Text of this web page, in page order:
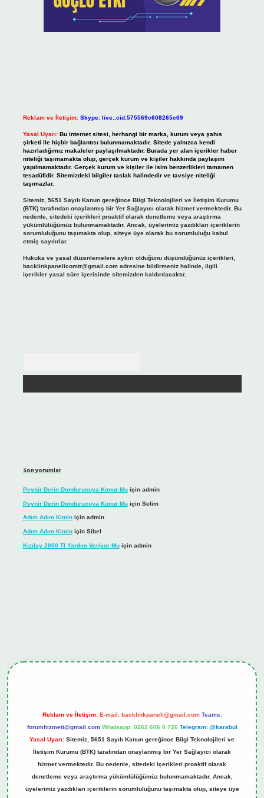
Reklam ve İletişim: Skype: live:.cid.575569c608265c69
Yasal Uyarı: Bu internet sitesi, herhangi bir marka, kurum veya şahıs
şirketi ile hiçbir bağlantısı bulunmamaktadır. Sitede yalnızca kendi
hazırladığımız makaleler paylaşılmaktadır. Burada yer alan içerikler haber
niteliği taşımamakta olup, gerçek kurum ve kişiler hakkında paylaşım
yapılmamaktadır. Gerçek kurum ve kişiler ile isim benzerlikleri tamamen
tesadüfidir. Sitemizdeki bilgiler taslak halindedir ve tavsiye niteliği
taşımazlar.
Sitemiz, 5651 Sayılı Kanun gereğince Bilgi Teknolojileri ve İletişim Kurumu
(BTK) tarafından onaylanmış bir Yer Sağlayıcı olarak hizmet vermektedir. Bu
nedenle, sitedeki içerikleri proaktif olarak denetleme veya araştırma
yükümlülüğümüz bulunmamaktadır. Ancak, üyelerimiz yazdıkları içeriklerin
sorumluluğunu taşımakta olup, siteye üye olarak bu sorumluluğu kabul
etmiş sayılırlar.
Hukuka ve yasal düzenlemelere aykırı olduğunu düşündüğünüz içerikleri,
backlinkpanelicomtr@gmail.comadresine bildirmeniz halinde, ilgili
içerikler yasal süre içerisinde sitemizden kaldırılacaktır.
Son yorumlar
Peynir Derin Dondurucuya Konur Muiçin admin
Peynir Derin Dondurucuya Konur Muiçin Selim
Adım Adım Kiminiçin admin
Adım Adım Kiminiçin Sibel
Kızılay 2000 Tl Yardım Veriyor Muiçin admin
Reklam ve İletişim: E-mail: backlinkpaneli@gmail.com Teams:
forumhizmeti@gmail.com Whatsapp: 0262 606 0 726 Telegram: @karabul
Yasal Uyarı: Sitemiz, 5651 Sayılı Kanun gereğince Bilgi Teknolojileri ve
İletişim Kurumu (BTK) tarafından onaylanmış bir Yer Sağlayıcı olarak
hizmet vermektedir. Bu nedenle, sitedeki içerikleri proaktif olarak
denetleme veya araştırma yükümlülüğümüz bulunmamaktadır. Ancak,
üyelerimiz yazdıkları içeriklerin sorumluluğunu taşımakta olup, siteye üye